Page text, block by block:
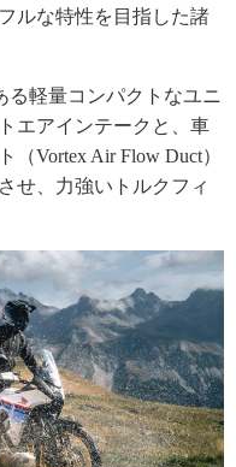
ルな特性を目指した諸
る軽量コンパクトなユニ
エアインテークと、車
Vortex Air Flow Duct）
せ、力強いトルクフィ